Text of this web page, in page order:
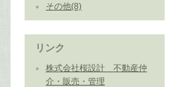
その他(8)
リンク
株式会社桜設計 不動産仲
介・販売・管理